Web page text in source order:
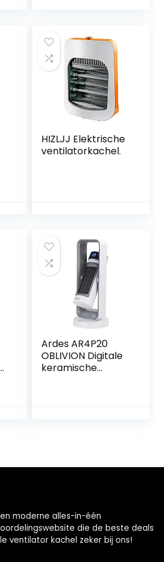
°C – Oscillatie 80°
– Stoffilter –
Geschikt voor
ruimtes tot
40m²/100 m³ (Wit)
HIZLJJ Elektrische
ventilatorkachel.
Ardes AR4P20
OBLIVION Digitale
keramische
moderne alles-in-één
die de beste deals
ventilator kachel zeker bij ons!